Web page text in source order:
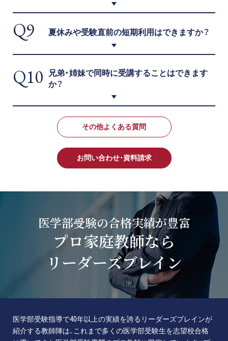
Q9 夏休みや受験直前の短期利用はできますか？
Q10
兄弟・姉妹で同時に受講することはできます
か？
その他よくある質問
お問い合わせ・資料請求
医学部受験の合格実績が豊富
プロ家庭教師なら
リーダーズブレイン
医学部受験指導で40年以上の実績を誇るリーダーズブレインが
紹介する教師陣は、これまで多くの医学部受験生を志望校合格